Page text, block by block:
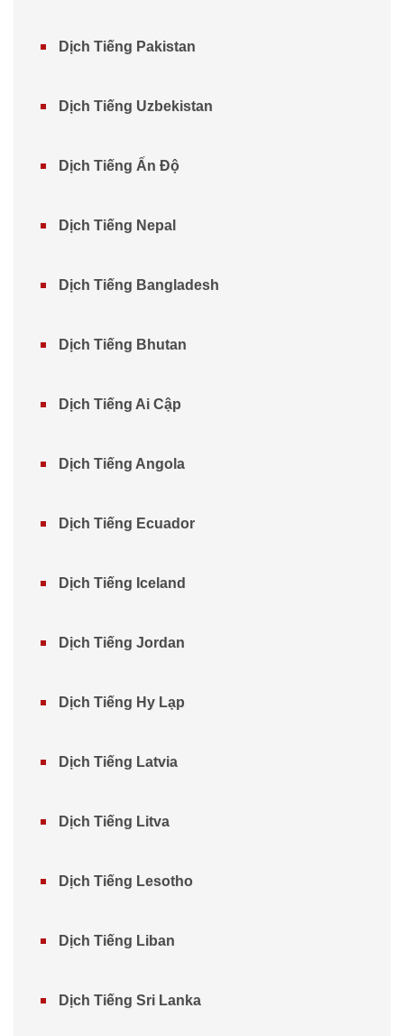
Dịch Tiếng Pakistan
Dịch Tiếng Uzbekistan
Dịch Tiếng Ấn Độ
Dịch Tiếng Nepal
Dịch Tiếng Bangladesh
Dịch Tiếng Bhutan
Dịch Tiếng Ai Cập
Dịch Tiếng Angola
Dịch Tiếng Ecuador
Dịch Tiếng Iceland
Dịch Tiếng Jordan
Dịch Tiếng Hy Lạp
Dịch Tiếng Latvia
Dịch Tiếng Litva
Dịch Tiếng Lesotho
Dịch Tiếng Liban
Dịch Tiếng Sri Lanka